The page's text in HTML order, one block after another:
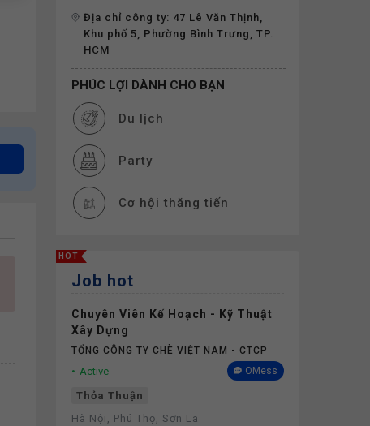
Địa chỉ công ty: 47 Lê Văn Thịnh,
Khu phố 5, Phường Bình Trưng, TP.
HCM
PHÚC LỢI DÀNH CHO BẠN
Du lịch
Party
Cơ hội thăng tiến
Thiết bị làm việc
Thưởng
Nghỉ phép
HOT
Job hot
Chuyên Viên Kế Hoạch - Kỹ Thuật
Xây Dựng
TỔNG CÔNG TY CHÈ VIỆT NAM - CTCP
Active OMess
Thỏa Thuận
Hà Nội, Phú Thọ, Sơn La